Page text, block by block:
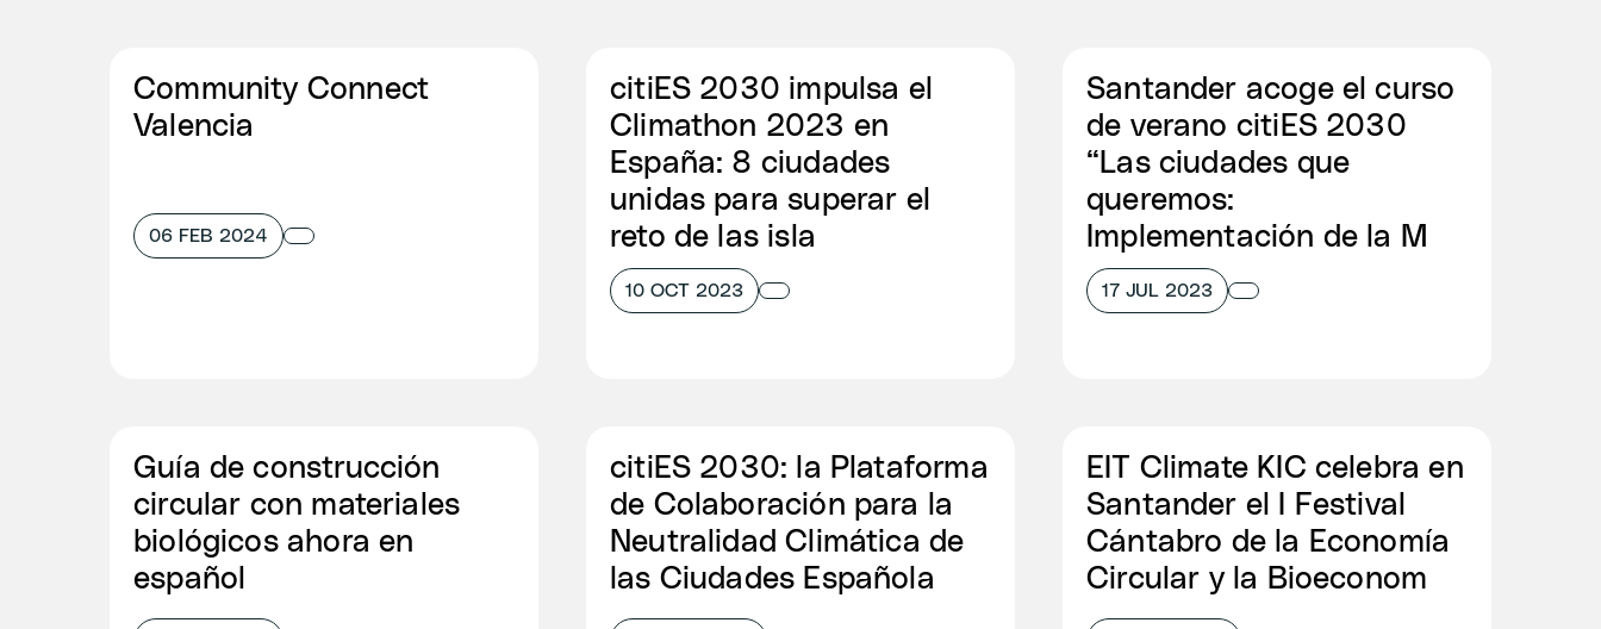
Community Connect
Valencia
06 FEB 2024
citiES 2030 impulsa el
Climathon 2023 en
España: 8 ciudades
unidas para superar el
reto de las isla
10 OCT 2023
Santander acoge el curso
de verano citiES 2030
“Las ciudades que
queremos:
Implementación de la M
17 JUL 2023
Guía de construcción
circular con materiales
biológicos ahora en
español
citiES 2030: la Plataforma
de Colaboración para la
Neutralidad Climática de
las Ciudades Española
EIT Climate KIC celebra en
Santander el I Festival
Cántabro de la Economía
Circular y la Bioeconom